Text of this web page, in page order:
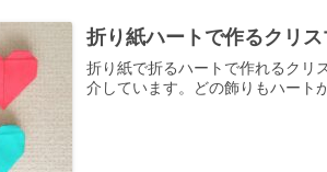
折り紙ハートで作るクリス
折り紙で折るハートで作れるクリ
介しています。どの飾りもハート